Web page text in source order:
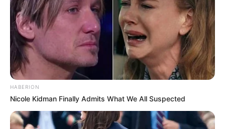
HABERION
Nicole Kidman Finally Admits What We All Suspected